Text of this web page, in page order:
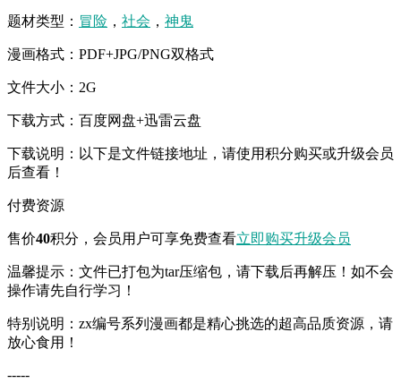
题材类型： 冒险 ， 社会 ， 神鬼
漫画格式：PDF+JPG/PNG双格式
文件大小：2G
下载方式：百度网盘+迅雷云盘
下载说明：以下是文件链接地址，请使用积分购买或升级会员
后查看！
付费资源
售价40积分 ，会员用户可享免费查看立即购买升级会员
温馨提示：文件已打包为tar压缩包，请下载后再解压！如不会
操作请先自行学习！
特别说明：zx编号系列漫画都是精心挑选的超高品质资源，请
放心食用！
-----